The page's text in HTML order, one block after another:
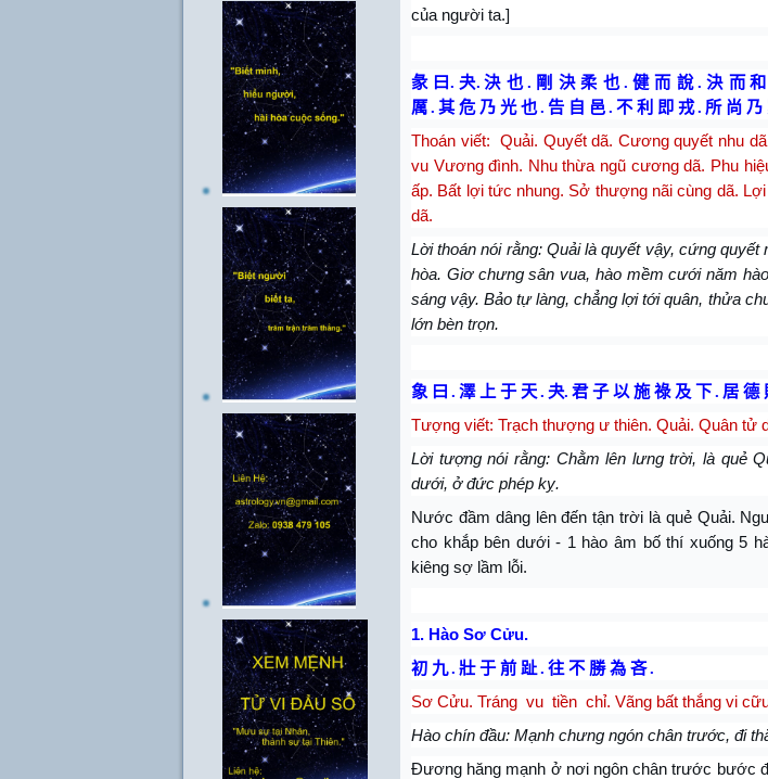
của người ta.]
彖 曰. 夬. 決 也 . 剛 決 柔 也 . 健 而 說 . 決 而 和
厲. 其 危 乃 光 也. 告 自 邑. 不 利 即 戎. 所 尚 乃
Thoán viết: Quải. Quyết dã. Cương quyết nhu
vu Vương đình. Nhu thừa ngũ cương dã. Phu
ấp. Bất lợi tức nhung. Sở thượng nãi cùng dã.
dã.
Lời thoán nói rằng: Quải là quyết vậy, cứng
hòa. Giơ chưng sân vua, hào mềm cưới năm
sáng vậy. Bảo tự làng, chẳng lợi tới quân, thửa
lớn bèn trọn.
象 曰 . 澤 上 于 天. 夬. 君 子 以 施 祿 及 下. 居 德
Tượng viết: Trạch thượng ư thiên. Quải. Quân tử
Lời tượng nói rằng: Chằm lên lưng trời, là quẻ
dưới, ở đức phép kỵ.
Nước đầm dâng lên đến tận trời là quẻ Quải.
cho khắp bên dưới - 1 hào âm bố thí xuống 5
kiêng sợ lầm lỗi.
1. Hào Sơ Cửu.
初 九. 壯 于 前 趾. 往 不 勝 為 吝.
Sơ Cửu. Tráng vu tiền chỉ. Vãng bất thắng vi
Hào chín đầu: Mạnh chưng ngón chân trước, đi
Đương hăng mạnh ở nơi ngôn chân trước bước